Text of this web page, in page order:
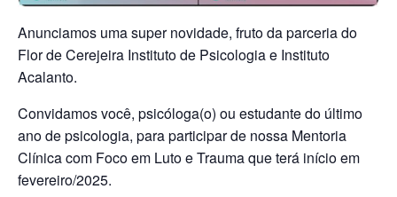
Anunciamos uma super novidade, fruto da parceria do
Flor de Cerejeira Instituto de Psicologia e Instituto
Acalanto.
Convidamos você, psicóloga(o) ou estudante do último
ano de psicologia, para participar de nossa Mentoria
Clínica com Foco em Luto e Trauma que terá início em
fevereiro/2025.